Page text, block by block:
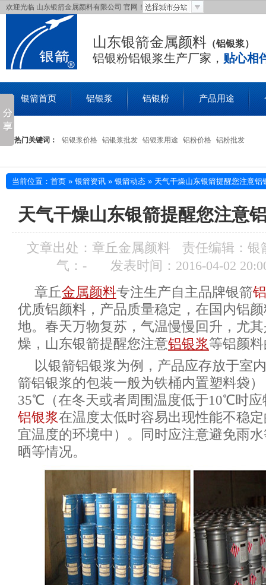
欢迎光临 山东银箭金属颜料有限公司 官网！
山东银箭金属颜料 （铝银浆）
铝银粉铝银浆生产厂家， 贴心相
银箭首页 铝银浆 铝银粉 产品用途
热门关键词： 铝银浆价格 铝银浆批发 铝银浆用途 铝粉价格 铝粉批发
当前位置： 首页 » 银箭资讯 » 银箭动态 » 天气干燥山东银箭提醒您注意铝
天气干燥山东银箭提醒您注意
文章出处： 章丘金属颜料 责任编辑： 银
气： - 发表时间：2016-04-02
章丘金属颜料专注生产自主品牌银箭
优质铝颜料，产品质量稳定，在国内铝
地。春天万物复苏，气温慢慢回升，尤
燥，山东银箭提醒您注意铝银浆等铝颜
以银箭铝银浆为例，产品应存放于室
箭铝银浆的包装一般为铁桶内置塑料袋
35℃（在冬天或者周围温度低于10℃时应
铝银浆在温度太低时容易出现性能不稳
宜温度的环境中）。同时应注意避免雨
晒等情况。